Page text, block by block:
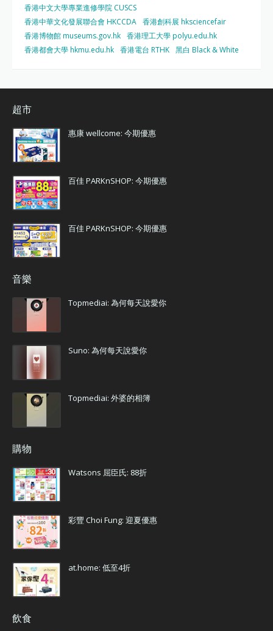
香港中文大學專業進修學院 CUSCS
香港中華文化發展聯合會 HKCCDA 香港創科展 hksciencefair
香港博物館 museums.gov.hk 香港理工大學 polyu.edu.hk
香港都會大學 hkmu.edu.hk 香港電台 RTHK 黑白 Black & White
超市
惠康 wellcome: 今期優惠
百佳 PARKnSHOP: 今期優惠
百佳 PARKnSHOP: 今期優惠
音樂
Topmediai: 為何每天說愛你
Suno: 為何每天說愛你
Topmediai: 外婆的相簿
購物
Watsons 屈臣氏: 88折
彩豐 Choi Fung: 迎夏優惠
at.home: 低至4折
飲食